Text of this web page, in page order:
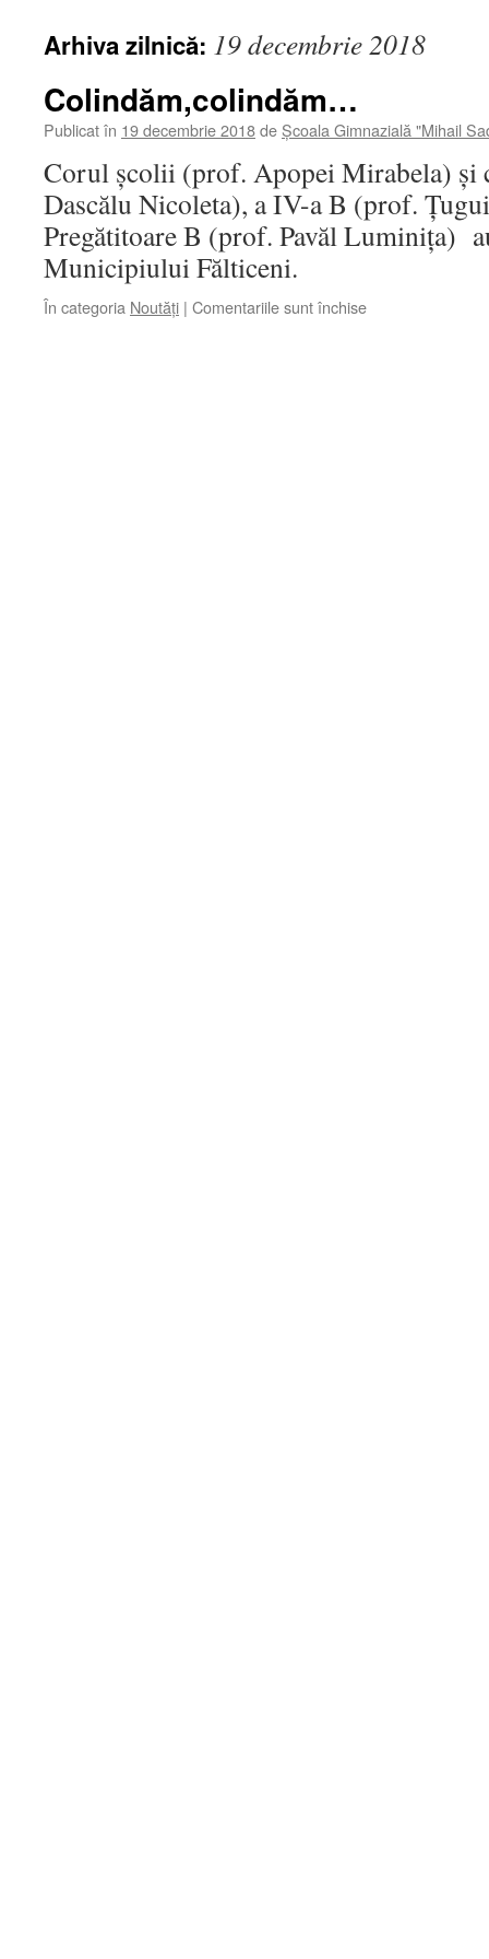
Arhiva zilnică: 19 decembrie 2018
Colindăm,colindăm…
Publicat în 19 decembrie 2018de Școala Gimnazială "Mihail
Corul școlii (prof. Apopei Mirabela) și
Dascălu Nicoleta), a IV-a B (prof.
Pregătitoare B (prof. Pavăl Luminița)
Municipiului Fălticeni.
În categoria Noutăți | Comentariile sunt închisepentru